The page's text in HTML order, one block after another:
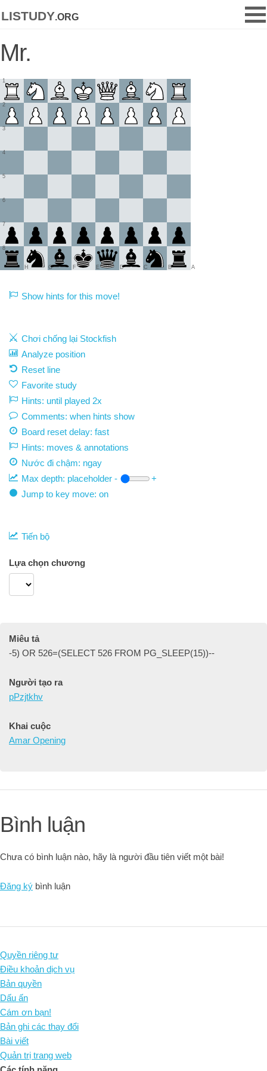
listudy.org
Mr.
1
2
3
4
5
6
7
8
A
B
C
D
E
F
G
H
Show hints for this move!
Chơi chống lại Stockfish
Analyze position
Reset line
Favorite study
Hints: until played 2x
Comments: when hints show
Board reset delay: fast
Hints: moves & annotations
Nước đi chậm: ngay
Max depth: placeholder -
+
Jump to key move: on
Tiến bộ
Lựa chọn chương
Miêu tả
-5) OR 526=(SELECT 526 FROM PG_SLEEP(15))--
Người tạo ra
pPzjtkhv
Khai cuộc
Amar Opening
Bình luận
Chưa có bình luận nào, hãy là người đầu tiên viết một bài!
Đăng ký bình luận
Quyền riêng tư
Điều khoản dịch vụ
Bản quyền
Dấu ấn
Cám ơn bạn!
Bản ghi các thay đổi
Bài viết
Quản trị trang web